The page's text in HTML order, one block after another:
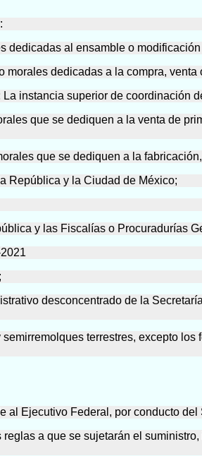
dedicadas al ensamble o
morales dedicadas a la compra,
La instancia superior de coordinación
que se dediquen a la venta de
que se dediquen a la
República y la Ciudad de México;
y las Fiscalías o Procuradurías
desconcentrado de la
terrestres, excepto
al Ejecutivo Federal, por conducto
a que se sujetarán el